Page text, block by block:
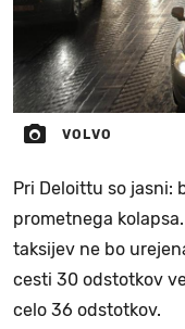
VOLVO
Pri Deloittu so jasni:
prometnega
taksijev ne bo
cesti 30 odstotkov
celo 36 odstotkov.